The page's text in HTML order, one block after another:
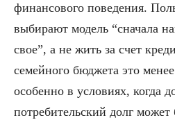
финансового поведения.
выбирают модель “сначала
свое”, а не жить за счет
семейного бюджета это
особенно в условиях, когда
потребительский долг может